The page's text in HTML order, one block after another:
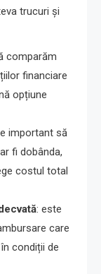
trucuri și
comparăm
financiare
opțiune
important să
fi dobânda,
costul total
: este
care
condiții de